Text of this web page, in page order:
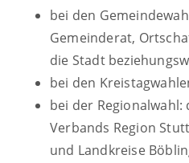
bei den
Gemeinderat,
die Stadt
bei den
bei der Regionalwahl:
Verbands Region
und Landkreise